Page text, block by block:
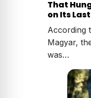
That
on Its
According
Magyar,
was…